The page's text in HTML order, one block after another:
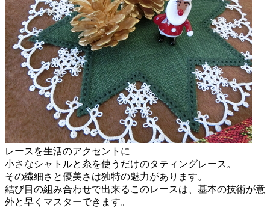
レースを生活のアクセントに
小さなシャトルと糸を使うだけのタティングレース。
その繊細さと優美さは独特の魅力があります。
結び目の組み合わせで出来るこのレースは、基本の技術が意
外と早くマスターできます。